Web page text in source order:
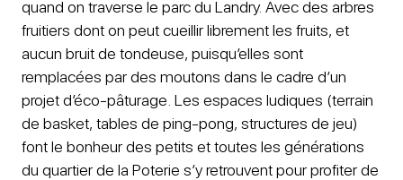
quand on traverse le parc du Landry. Avec des arbres
fruitiers dont on peut cueillir librement les fruits, et
aucun bruit de tondeuse, puisqu’elles sont
remplacées par des moutons dans le cadre d’un
projet d’éco-pâturage. Les espaces ludiques (terrain
de basket, tables de ping-pong, structures de jeu)
font le bonheur des petits et toutes les générations
du quartier de la Poterie s’y retrouvent pour profiter de